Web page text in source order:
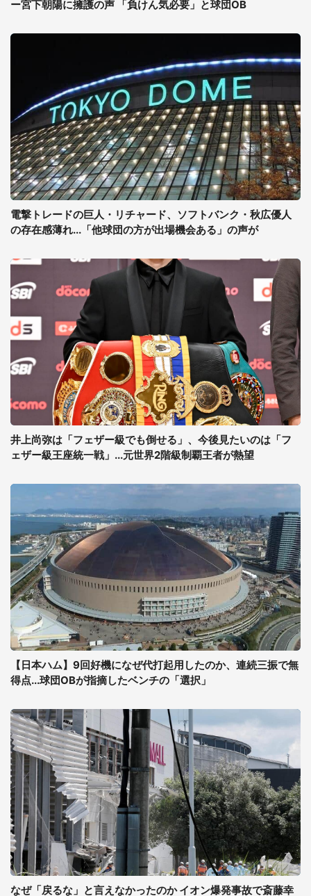
ー宮下朝陽に擁護の声 「負けん気必要」と球団OB
電撃トレードの巨人・リチャード、ソフトバンク・秋広優人
の存在感薄れ...「他球団の方が出場機会ある」の声が
井上尚弥は「フェザー級でも倒せる」、今後見たいのは「フ
ェザー級王座統一戦」...元世界2階級制覇王者が熱望
【日本ハム】9回好機になぜ代打起用したのか、連続三振で無
得点...球団OBが指摘したベンチの「選択」
なぜ「戻るな」と言えなかったのか イオン爆発事故で斎藤幸